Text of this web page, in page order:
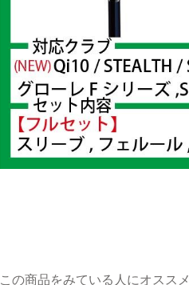
この商品をみている人にオススメ